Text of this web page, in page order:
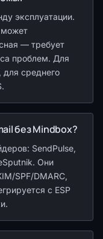
эксплуатации.
может
— требует
проблем. Для
для среднего
без Mindbox?
SendPulse,
Они
SPF/DMARC,
с ESP